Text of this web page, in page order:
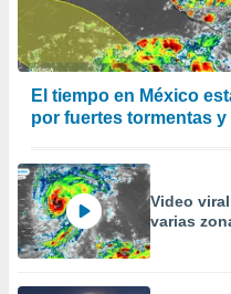
El tiempo en México
por fuertes tormentas
Video
varias